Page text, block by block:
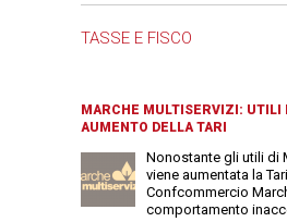
TASSE E FISCO
MARCHE MULTISERVIZI: UTILI
AUMENTO DELLA TARI
Nonostante gli utili di
viene aumentata la
Confcommercio
comportamento